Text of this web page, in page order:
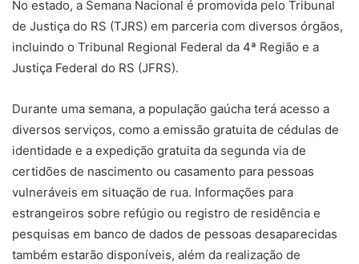
No estado, a Semana Nacional é promovida pelo Tribunal
de Justiça do RS (TJRS) em parceria com diversos órgãos,
incluindo o Tribunal Regional Federal da 4ª Região e a
Justiça Federal do RS (JFRS).
Durante uma semana, a população gaúcha terá acesso a
diversos serviços, como a emissão gratuita de cédulas de
identidade e a expedição gratuita da segunda via de
certidões de nascimento ou casamento para pessoas
vulneráveis em situação de rua. Informações para
estrangeiros sobre refúgio ou registro de residência e
pesquisas em banco de dados de pessoas desaparecidas
também estarão disponíveis, além da realização de